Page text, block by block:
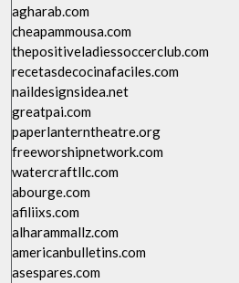
agharab.com
cheapammousa.com
thepositiveladiessoccerclub.com
recetasdecocinafaciles.com
naildesignsidea.net
greatpai.com
paperlanterntheatre.org
freeworshipnetwork.com
watercraftllc.com
abourge.com
afiliixs.com
alharammallz.com
americanbulletins.com
asespares.com